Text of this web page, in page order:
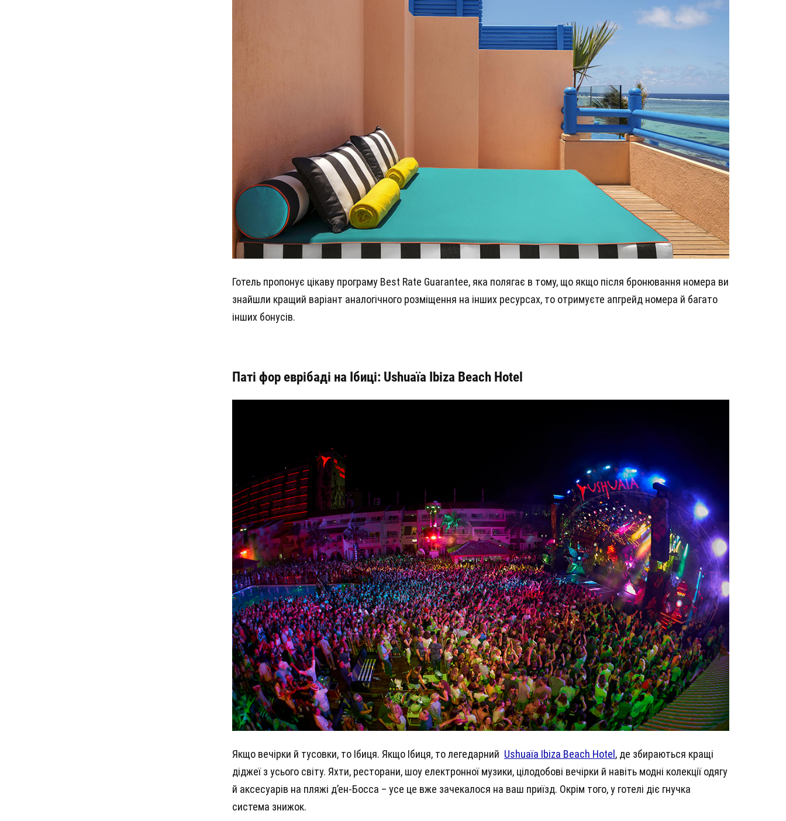
Готель пропонує цікаву програму Best Rate Guarantee, яка полягає в тому, що якщо після бронювання номера ви
знайшли кращий варіант аналогічного розміщення на інших ресурсах, то отримуєте апгрейд номера й багато
інших бонусів.
Паті фор еврібаді на Ібиці: Ushuaïa Ibiza Beach Hotel
Якщо вечірки й тусовки, то Ібиця. Якщо Ібиця, то легедарний Ushuaïa Ibiza Beach Hotel , де збираються кращі
діджеї з усього світу. Яхти, ресторани, шоу електронної музики, цілодобові вечірки й навіть модні колекції одягу
й аксесуарів на пляжі д’ен-Босса – усе це вже зачекалося на ваш приїзд. Окрім того, у готелі діє гнучка
система знижок.